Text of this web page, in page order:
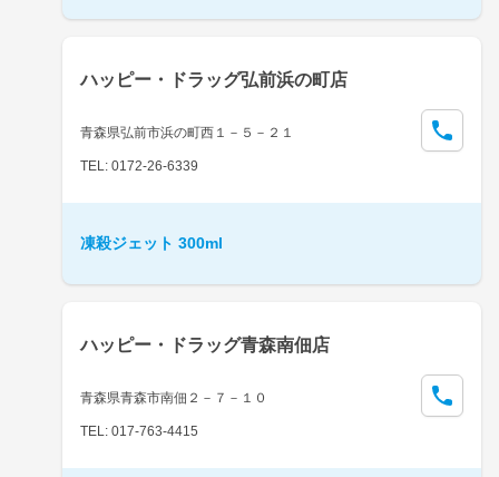
ハッピー・ドラッグ弘前浜の町店
青森県弘前市浜の町西１－５－２１
TEL: 0172-26-6339
凍殺ジェット 300ml
ハッピー・ドラッグ青森南佃店
青森県青森市南佃２－７－１０
TEL: 017-763-4415